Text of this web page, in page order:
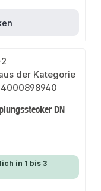
DN
in 1 bis 3